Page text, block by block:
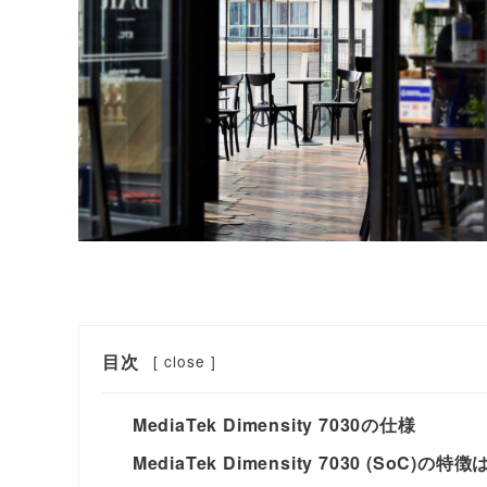
目次 [ close ]
MediaTek Dimensity 7030の仕様
MediaTek Dimensity 7030 (SoC)の特